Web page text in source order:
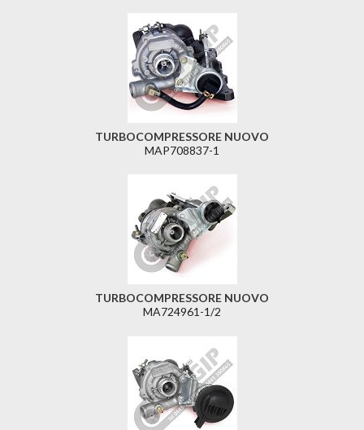
TURBOCOMPRESSORE NUOVO
MAP708837-1
TURBOCOMPRESSORE NUOVO
MA724961-1/2